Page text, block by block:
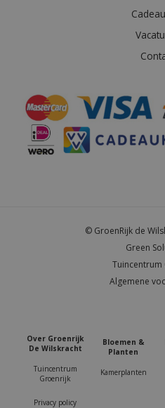
© GroenRijk de
Green
Tuincentrum
Algemene
Over Groenrijk
De Wilskracht
Tuincentrum
Groenrijk
Privacy policy
Bloemen &
Planten
Kamerplanten